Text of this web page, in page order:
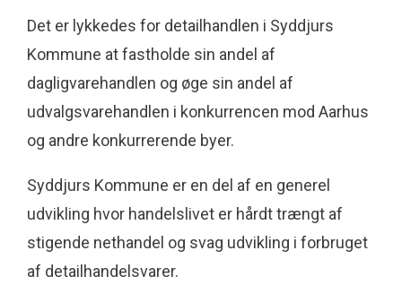
Det er lykkedes for detailhandlen i Syddjurs
Kommune at fastholde sin andel af
dagligvarehandlen og øge sin andel af
udvalgsvarehandlen i konkurrencen mod Aarhus
og andre konkurrerende byer.
Syddjurs Kommune er en del af en generel
udvikling hvor handelslivet er hårdt trængt af
stigende nethandel og svag udvikling i forbruget
af detailhandelsvarer.